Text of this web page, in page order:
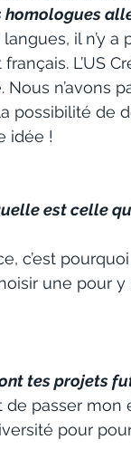
il n’y a
L’US
n’avons
possibilité de
idée !
est celle
c’est pourquoi
une pour y
tes projets
passer mon
pour